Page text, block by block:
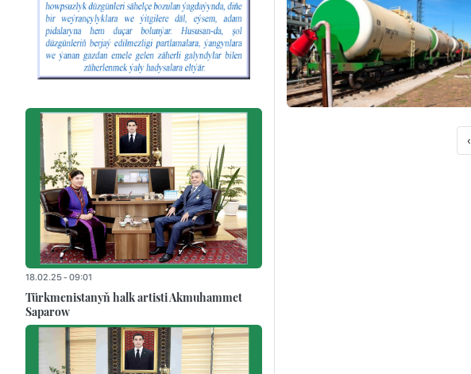
‹
18.02.25 - 09:01
Türkmenistanyň halk artisti Akmuhammet
Saparow